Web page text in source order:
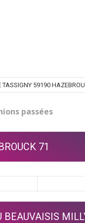
TASSIGNY 59190
passées
71
BEAUVAISIS